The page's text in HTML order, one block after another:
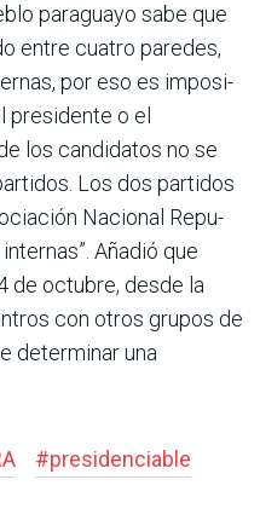
paraguayo sabe que
entre cuatro paredes,
por eso es imposi­
presidente o el
los candidatos no se
Los dos parti­dos
Nacional Repu­
Añadió que
de octubre, desde la
con otros grupos de
determinar una
#presidenciable